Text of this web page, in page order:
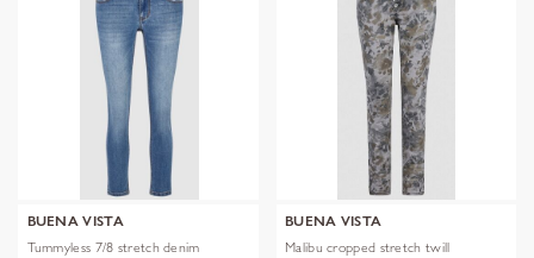
BUENA VISTA
Tummyless 7/8 stretch denim
BUENA VISTA
Malibu cropped stretch twill